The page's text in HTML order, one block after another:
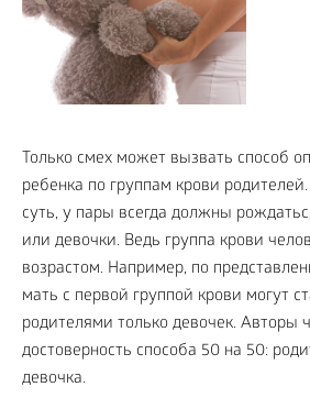
Только смех может вызвать способ
ребенка по группам крови
суть, у пары всегда должны
или девочки. Ведь группа крови
возрастом. Например, по
мать с первой группой крови могут
родителями только девочек. Авторы
достоверность способа 50 на 50:
девочка.